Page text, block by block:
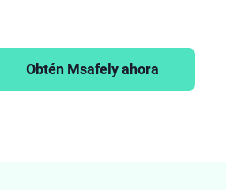
Obtén Msafely ahora